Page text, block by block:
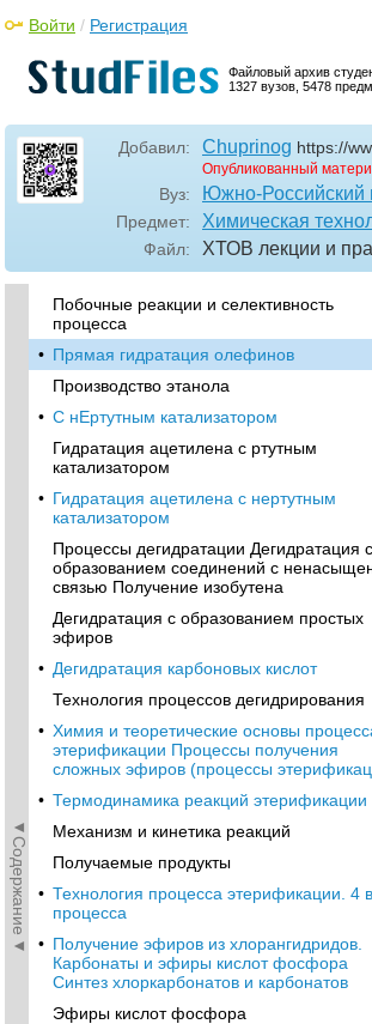
Файловый архив
1327 вузов, 5478
Войти / Регистрация
Добавил: Chuprinog https://
Опубликованный
Вуз: Южно-Российский
Предмет: Химическая
Файл: ХТОВ лекции и
◄Содержание◄
• Гидролиз и щелочное
хлорпроизводных
Получение эпихлоргидрина
Получение глицерина из эпихлоргидрина
Процессы гидратации и дегидратации
Механизм и кинетика реакций
Побочные реакции и селективность
процесса
• Прямая гидратация олефинов
Производство этанола
• С нЕртутным катализатором
Гидратация ацетилена с ртутным
катализатором
• Гидратация ацетилена с нертутным
катализатором
Процессы дегидратации Дегидратация с
образованием соединений с
связью Получение изобутена
Дегидратация с образованием простых
эфиров
• Дегидратация карбоновых кислот
Технология процессов дегидрирования
• Химия и теоретические основы
этерификации Процессы получения
сложных эфиров (процессы
• Термодинамика реакций этерификации
Механизм и кинетика реакций
Получаемые продукты
• Технология процесса этерификации. 4
процесса
• Получение эфиров из хлорангидридов.
Карбонаты и эфиры кислот фосфора
Синтез хлоркарбонатов и карбонатов
Эфиры кислот фосфора